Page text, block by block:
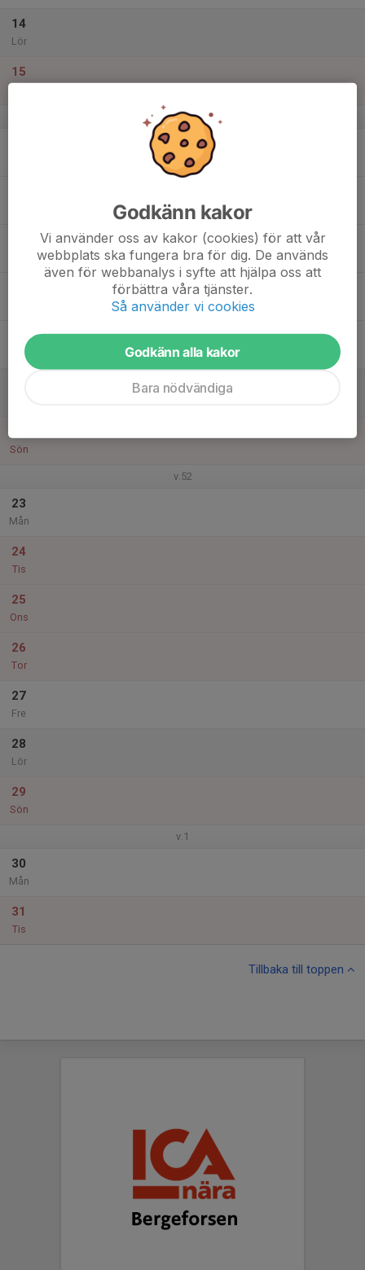
14
Lör
15
v.51
18:15
19:00
Julavslutningen inomhus
BSK
Fre
Sön
v.52
23
Mån
24
Tis
25
Ons
26
Tor
27
Fre
28
Lör
29
Sön
v.1
30
Mån
31
Tis
Tillbaka till toppen
Godkänn kakor
Vi använder oss av kakor (cookies) för att vår
webbplats ska fungera bra för dig. De används
även för webbanalys i syfte att hjälpa oss att
förbättra våra tjänster.
Så använder vi cookies
Godkänn alla kakor
Bara nödvändiga